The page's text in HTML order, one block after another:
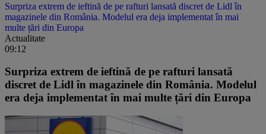
Surpriza extrem de ieftină de pe rafturi lansată discret de Lidl în
magazinele din România. Modelul era deja implementat în mai
multe țări din Europa
Actualitate
09:12
Surpriza extrem de ieftină de pe rafturi lansată
discret de Lidl în magazinele din România. Modelul
era deja implementat în mai multe țări din Europa